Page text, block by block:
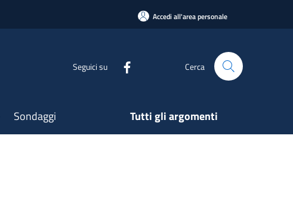
Accedi all'area personale
Seguici su Cerca
Sondaggi Tutti gli argomenti